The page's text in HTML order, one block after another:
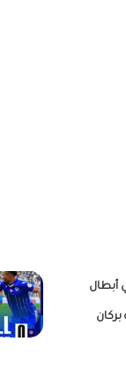
أبطال